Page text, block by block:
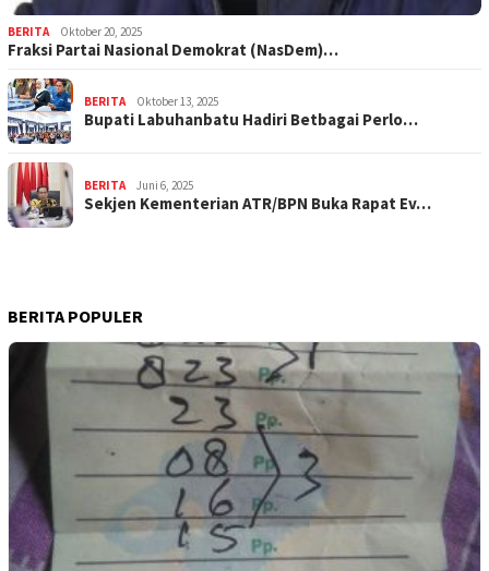
BERITA Oktober 20, 2025
Fraksi Partai Nasional Demokrat (NasDem)…
BERITA Oktober 13, 2025
Bupati Labuhanbatu Hadiri Betbagai Perlo…
BERITA Juni 6, 2025
Sekjen Kementerian ATR/BPN Buka Rapat Ev…
BERITA POPULER